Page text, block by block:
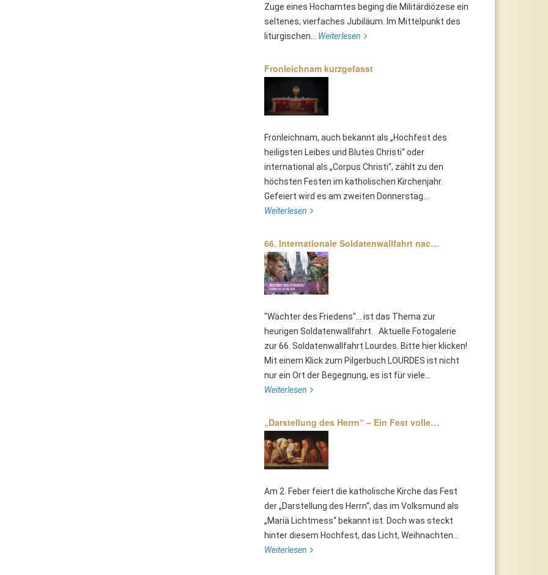
Zuge eines Hochamtes beging die Militärdiözese ein
seltenes, vierfaches Jubiläum. Im Mittelpunkt des
liturgischen... Weiterlesen
Fronleichnam kurzgefasst
Fronleichnam, auch bekannt als „Hochfest des
heiligsten Leibes und Blutes Christi“ oder
international als „Corpus Christi“, zählt zu den
höchsten Festen im katholischen Kirchenjahr.
Gefeiert wird es am zweiten Donnerstag...
Weiterlesen
66. Internationale Soldatenwallfahrt nac…
"Wächter des Friedens"... ist das Thema zur
heurigen Soldatenwallfahrt. Aktuelle Fotogalerie
zur 66. Soldatenwallfahrt Lourdes. Bitte hier klicken!
Mit einem Klick zum Pilgerbuch LOURDES ist nicht
nur ein Ort der Begegnung, es ist für viele...
Weiterlesen
„Darstellung des Herrn“ – Ein Fest volle…
Am 2. Feber feiert die katholische Kirche das Fest
der „Darstellung des Herrn“, das im Volksmund als
„Mariä Lichtmess“ bekannt ist. Doch was steckt
hinter diesem Hochfest, das Licht, Weihnachten...
Weiterlesen